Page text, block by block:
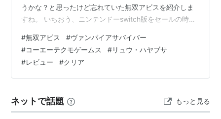
うかな？と思ったけど忘れていた無双アビスを紹介しま
すね。 いちおう、ニンテンドーswitch版をセールの時に
で、どうやればいいのかも紹介しますね！ ではスタート
です！！ もくじ 無双アビス（switch版）レビュー＆クリ
ア方法 無双アビス（コーエーテクモゲームス） 強化方法
を紹介。 強いキャラ紹介！ 深淵の災厄ゴウマを倒す方
#無双アビス #ヴァンパイアサバイバー
#コーエーテクモゲームス #リュウ・ハヤブサ
#レビュー #クリア
ネットで話題 もっと見る